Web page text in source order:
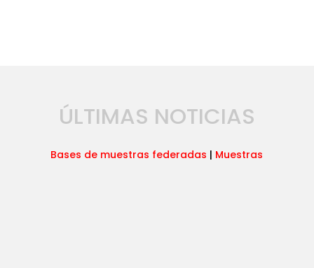
ÚLTIMAS NOTICIAS
Bases de muestras federadas | Muestras